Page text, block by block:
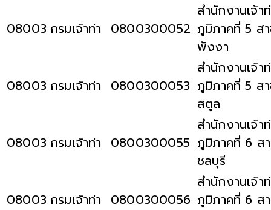
08003 กรมเจ้าท่า 0800300052
สำนักงานเจ้า
ภูมิภาคที่ 5 ส
พังงา
08003 กรมเจ้าท่า 0800300053
สำนักงานเจ้า
ภูมิภาคที่ 5 ส
สตูล
08003 กรมเจ้าท่า 0800300055
สำนักงานเจ้า
ภูมิภาคที่ 6 ส
ชลบุรี
08003 กรมเจ้าท่า 0800300056
สำนักงานเจ้า
ภูมิภาคที่ 6 ส